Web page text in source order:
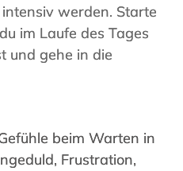
werden. Starte
im Laufe des Tages
und gehe in die
beim Warten in
Frustration,